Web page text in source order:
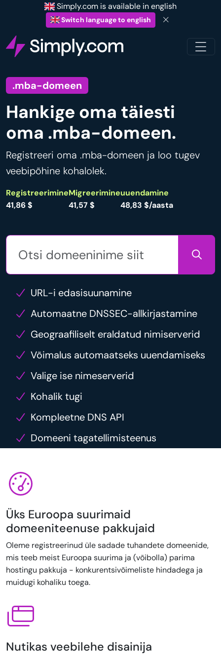
Simply.com is available in english
Switch language to english
.mba-domeen
Hankige oma täiesti
oma .mba-domeen.
Registreeri oma .mba-domeen ja loo tugev
veebipõhine kohalolek.
Registreerimine
41,86 $
Migreerimine
41,57 $
uuendamine
48,83 $/aasta
URL-i edasisuunamine
Automaatne DNSSEC-allkirjastamine
Geograafiliselt eraldatud nimiserverid
Võimalus automaatseks uuendamiseks
Valige ise nimeserverid
Kohalik tugi
Kompleetne DNS API
Domeeni tagatellimisteenus
Üks Euroopa suurimaid
domeeniteenuse pakkujaid
Oleme registreerinud üle sadade tuhandete domeenide,
mis teeb meist Euroopa suurima ja (võibolla) parima
hostingu pakkuja - konkurentsivõimeliste hindadega ja
muidugi kohaliku toega.
Nutikas veebilehe disainija